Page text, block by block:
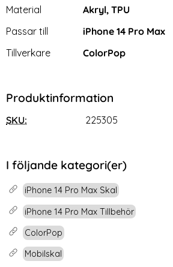
Material
Akryl, TPU
Passar till
iPhone 14 Pro Max
Tillverkare
ColorPop
Produktinformation
SKU: 225305
I följande kategori(er)
iPhone 14 Pro Max Skal
iPhone 14 Pro Max Tillbehör
ColorPop
Mobilskal